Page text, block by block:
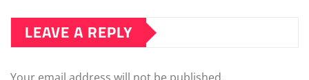
LEAVE A REPLY